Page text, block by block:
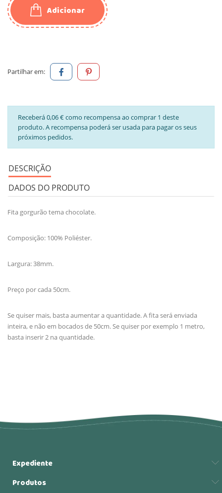
Adicionar
Partilhar em:
Receberá 0,06 € como recompensa ao comprar 1 deste
produto. A recompensa poderá ser usada para pagar os seus
próximos pedidos.
DESCRIÇÃO
DADOS DO PRODUTO
Fita gorgurão tema chocolate.
Composição: 100% Poliéster.
Largura: 38mm.
Preço por cada 50cm.
Se quiser mais, basta aumentar a quantidade. A fita será enviada
inteira, e não em bocados de 50cm. Se quiser por exemplo 1 metro,
basta inserir 2 na quantidade.
Expediente
Produtos